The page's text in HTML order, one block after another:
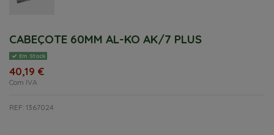
CABEÇOTE 60MM AL-KO AK/7 PLUS
Em Stock
40,19 €
Com IVA
REF: 1367024